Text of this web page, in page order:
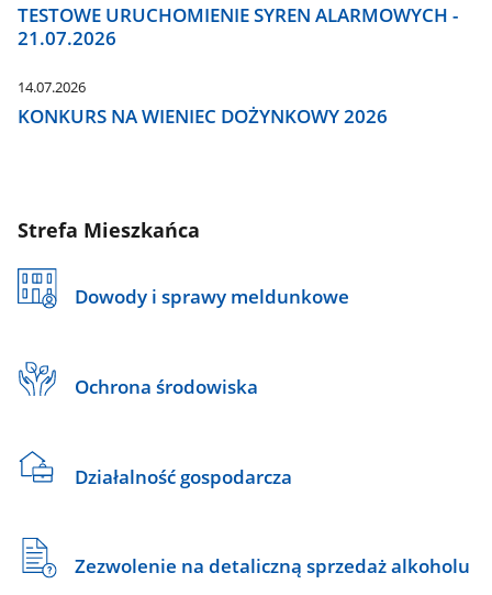
TESTOWE URUCHOMIENIE SYREN ALARMOWYCH -
21.07.2026
14.07.2026
KONKURS NA WIENIEC DOŻYNKOWY 2026
Strefa Mieszkańca
Dowody i sprawy meldunkowe
Ochrona środowiska
Działalność gospodarcza
Zezwolenie na detaliczną sprzedaż alkoholu